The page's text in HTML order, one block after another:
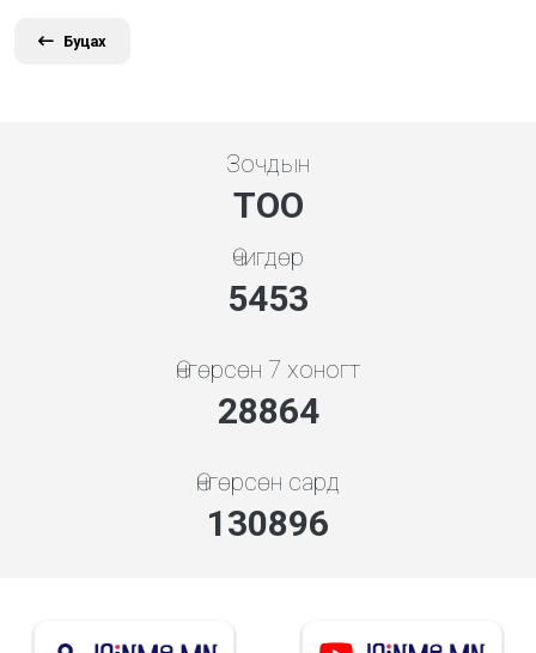
Буцах
Зочдын
ТОО
Өчигдөр
5843
Өнгөрсөн 7 хоногт
30926
Өнгөрсөн сард
140246